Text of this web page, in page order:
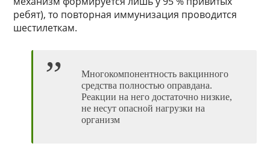
ребят), то повторная иммунизация проводится
шестилеткам.
Многокомпонентность вакцинного
средства полностью оправдана.
Реакции на него достаточно низкие,
не несут опасной нагрузки на
организм